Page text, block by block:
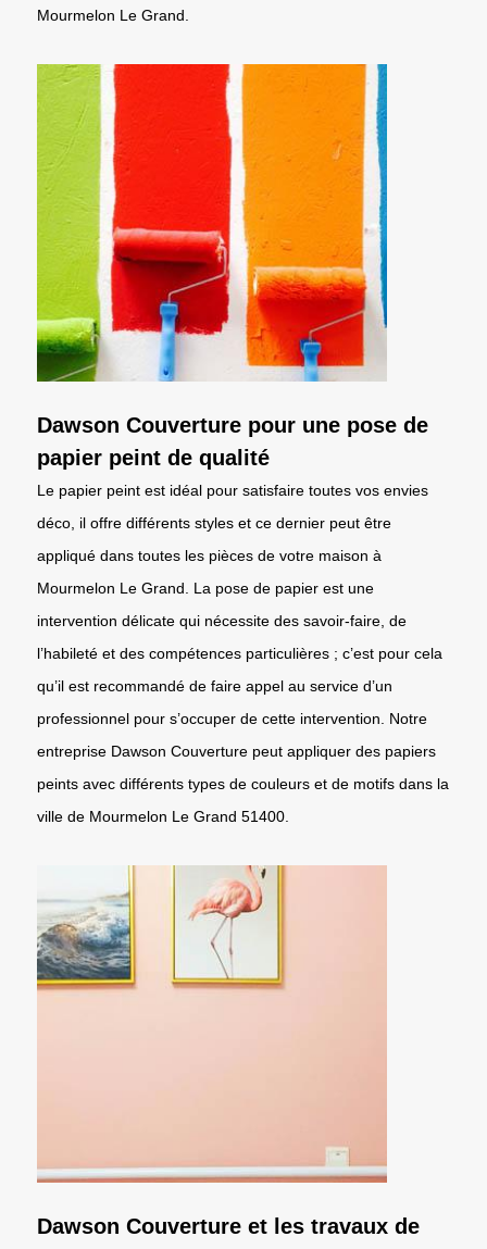
Mourmelon Le Grand.
Dawson Couverture pour une pose de
papier peint de qualité
Le papier peint est idéal pour satisfaire toutes vos envies
déco, il offre différents styles et ce dernier peut être
appliqué dans toutes les pièces de votre maison à
Mourmelon Le Grand. La pose de papier est une
intervention délicate qui nécessite des savoir-faire, de
l’habileté et des compétences particulières ; c’est pour cela
qu’il est recommandé de faire appel au service d’un
professionnel pour s’occuper de cette intervention. Notre
entreprise Dawson Couverture peut appliquer des papiers
peints avec différents types de couleurs et de motifs dans la
ville de Mourmelon Le Grand 51400.
Dawson Couverture et les travaux de